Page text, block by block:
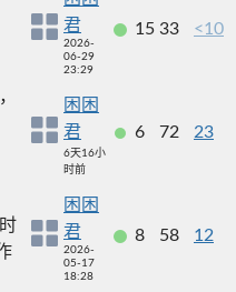
君
2026-
06-29
23:29
15 33 <10
困困
君
6天16小
时前
6 72 23
困困
君
2026-
05-17
18:28
8 58 12